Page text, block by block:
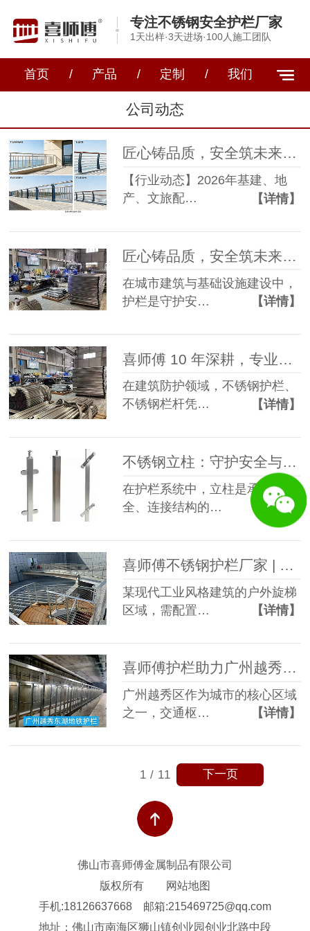
专注不锈钢安全护栏厂家
1天出样·3天进场·100人施工团队
首页 / 产品 / 定制 / 我们
公司动态
匠心铸品质，安全筑未来｜喜师傅不锈钢护栏以精工实力领跑全场景工程防护
【行业动态】2026年基建、地
产、文旅配…
【详情】
匠心铸品质，安全筑未来 —— 喜师傅不锈钢护栏的坚守与创新
在城市建筑与基础设施建设中，
护栏是守护安…
【详情】
在建筑防护领域，不锈钢护栏、
不锈钢栏杆凭…
【详情】
不锈钢立柱：守护安全与颜值的护栏核心构件
在护栏系统中，立柱是承载安
全、连接结构的…
【详情】
喜师傅不锈钢护栏厂家 | 穿线管拉丝不锈钢护栏应用案例
某现代工业风格建筑的户外旋梯
区域，需配置…
【详情】
喜师傅护栏助力广州越秀区市政地铁站，打造安全美观新防线
广州越秀区作为城市的核心区域
之一，交通枢…
【详情】
1 / 11 下一页
佛山市喜师傅金属制品有限公司
版权所有
网站地图
手机:18126637668 邮箱:215469725@qq.com
地址：佛山市南海区狮山镇创业园创业北路中段